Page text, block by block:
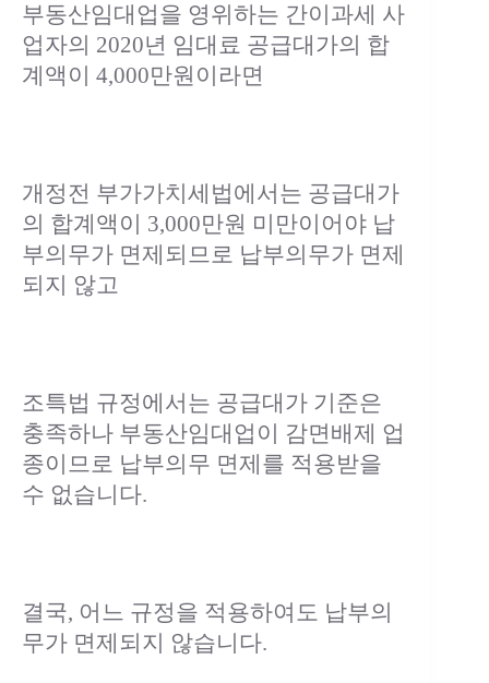
부동산임대업을 영위하는 간이과세 사
업자의 2020년 임대료 공급대가의 합
계액이 4,000만원이라면
개정전 부가가치세법에서는 공급대가
의 합계액이 3,000만원 미만이어야 납
부의무가 면제되므로 납부의무가 면제
되지 않고
조특법 규정에서는 공급대가 기준은
충족하나 부동산임대업이 감면배제 업
종이므로 납부의무 면제를 적용받을
수 없습니다.
결국, 어느 규정을 적용하여도 납부의
무가 면제되지 않습니다.